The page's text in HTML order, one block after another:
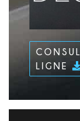
LIGNE